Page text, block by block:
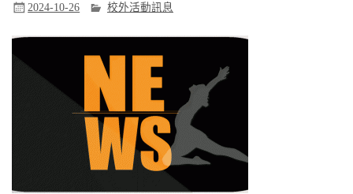
2024-10-26 校外活動訊息